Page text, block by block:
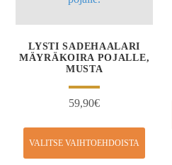
LYSTI SADEHAALARI
MÄYRÄKOIRA POJALLE,
MUSTA
59,90€
VALITSE VAIHTOEHDOISTA